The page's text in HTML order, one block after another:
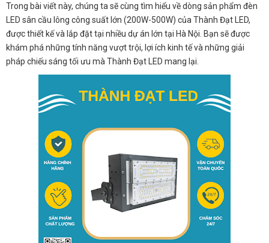
Trong bài viết này, chúng ta sẽ cùng tìm hiểu về dòng sản phẩm đèn
LED sân cầu lông công suất lớn (200W-500W) của Thành Đạt LED,
được thiết kế và lắp đặt tại nhiều dự án lớn tại Hà Nội. Bạn sẽ được
khám phá những tính năng vượt trội, lợi ích kinh tế và những giải
pháp chiếu sáng tối ưu mà Thành Đạt LED mang lại.